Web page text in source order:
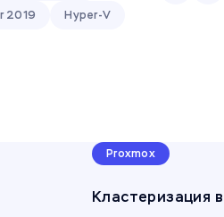
2019
Hyper-V
Proxmox
Кластеризация